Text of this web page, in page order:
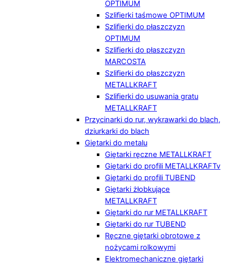
OPTIMUM
Szlifierki taśmowe OPTIMUM
Szlifierki do płaszczyzn
OPTIMUM
Szlifierki do płaszczyzn
MARCOSTA
Szlifierki do płaszczyzn
METALLKRAFT
Szlifierki do usuwania gratu
METALLKRAFT
Przycinarki do rur, wykrawarki do blach,
dziurkarki do blach
Giętarki do metalu
Giętarki ręczne METALLKRAFT
Giętarki do profili METALLKRAFTv
Giętarki do profili TUBEND
Giętarki żłobkujące
METALLKRAFT
Giętarki do rur METALLKRAFT
Giętarki do rur TUBEND
Ręczne giętarki obrotowe z
nożycami rolkowymi
Elektromechaniczne giętarki